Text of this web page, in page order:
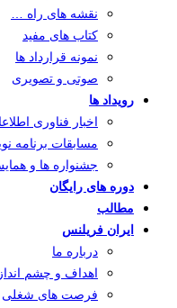
نقشه های راه …
کتاب های مفید
نمونه قرارداد ها
صوتی و تصویری
رویداد ها
اخبار فناوری
مسابقات برنامه
جشنواره ها و
دوره های رایگان
مطالب
ایران فریلنس
درباره ما
اهداف و چشم انداز
فرصت های شغلی